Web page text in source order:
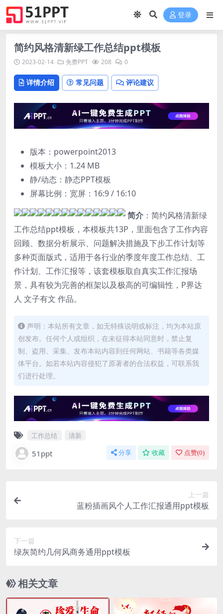
登录
简约风格清新绿工作总结ppt模板
2023-02-14 免费PPT 208 0
详情介绍 常见问题 评论建议
版本：powerpoint2013
模板大小： 1.24 MB
静/动态：静态PPT模板
屏幕比例：宽屏：16:9 / 16:10
简介 ：简约风格清新绿
工作总结ppt模板，本模板共13P，里面包含了工作内容
回顾、数据分析展示、问题解决措施及下步工作计划等
多种页面版式，适用于各行业的季度年度工作总结、工
作计划、工作汇报等，该套模板取自真实工作汇报场
景，具有较为完善的框架以及极高的可编辑性，P界达
人 文子有文 作品。
声明：本站所有文章，如无特殊说明或标注，均为本站原
创发布。任何个人或组织，在未征得本站同意时，禁止复
制、盗用、采集、发布本站内容到任何网站、书籍等各类媒
体平台。如若本站内容侵犯了原著者的合法权益，可联系我
们进行处理。
工作总结 清新
51ppt 分享 收藏 点赞(0)
上一篇
蓝粉插画风个人工作汇报通用ppt模板
下一篇
绿灰简约几何风商务通用ppt模板
相关文章